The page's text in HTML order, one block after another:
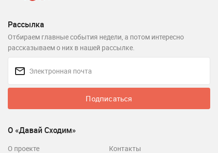
Рассылка
Отбираем главные события недели, а потом интересно
рассказываем о них в нашей рассылке.
Подписаться
О «Давай Сходим»
О проекте Контакты